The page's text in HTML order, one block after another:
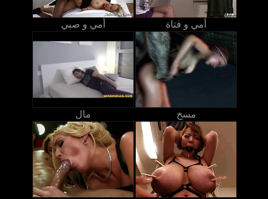
أمي و صبي أمي و فتاة
مال مسخ